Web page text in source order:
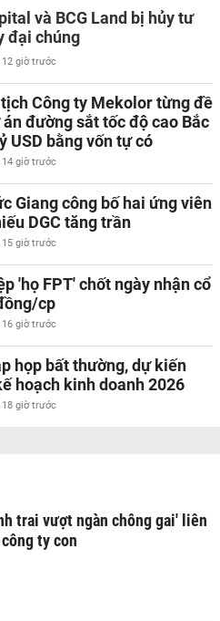
và BCG Land bị hủy tư
đại chúng
12 giờ trước
Công ty Mekolor từng đề
đường sắt tốc độ cao Bắc
USD bằng vốn tự có
14 giờ trước
Giang công bố hai ứng viên
DGC tăng trần
15 giờ trước
'họ FPT' chốt ngày nhận cổ
cp
16 giờ trước
họp bất thường, dự kiến
hoạch kinh doanh 2026
18 giờ trước
trai vượt ngàn chông gai' liên
ty con